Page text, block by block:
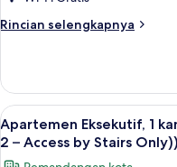
Tidur
tub,
lantai
dasar
Rincian selengkapnya
Rincian
Studio
Eksekutif,
1
Tempat
Lihat
semua
foto
8
Apartemen Eksekutif, 1
2 – Access by Stairs Only))